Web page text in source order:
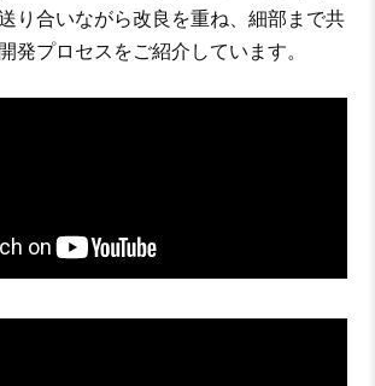
り合いながら改良を重ね、細部まで共
発プロセスをご紹介しています。